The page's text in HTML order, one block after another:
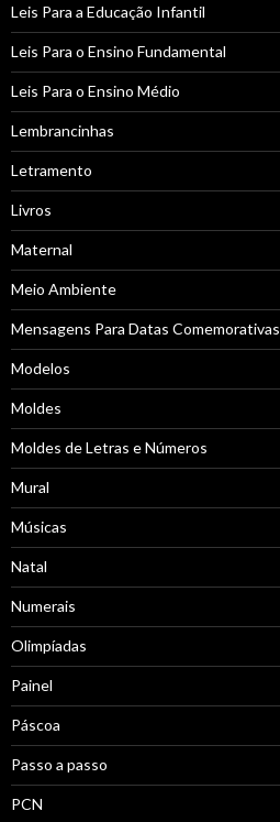
Leis Para a Educação Infantil
Leis Para o Ensino Fundamental
Leis Para o Ensino Médio
Lembrancinhas
Letramento
Livros
Maternal
Meio Ambiente
Mensagens Para Datas Comemorativas
Modelos
Moldes
Moldes de Letras e Números
Mural
Músicas
Natal
Numerais
Olimpíadas
Painel
Páscoa
Passo a passo
PCN